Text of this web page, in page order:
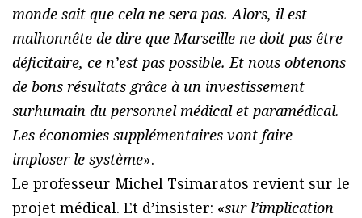
monde sait que cela ne sera pas. Alors, il est
malhonnête de dire que Marseille ne doit pas être
déficitaire, ce n’est pas possible. Et nous obtenons
de bons résultats grâce à un investissement
surhumain du personnel médical et paramédical.
Les économies supplémentaires vont faire
imploser le système».
Le professeur Michel Tsimaratos revient sur le
projet médical. Et d’insister: «sur l’implication